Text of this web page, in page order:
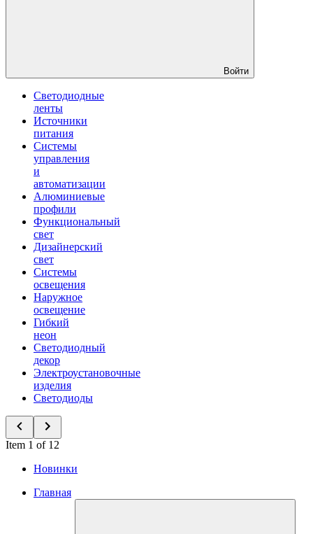
Войти
Светодиодные
ленты
Источники
питания
Системы
управления
и
автоматизации
Алюминиевые
профили
Функциональный
свет
Дизайнерский
свет
Системы
освещения
Наружное
освещение
Гибкий
неон
Светодиодный
декор
Электроустановочные
изделия
Светодиоды
Item 1 of 12
Новинки
Главная